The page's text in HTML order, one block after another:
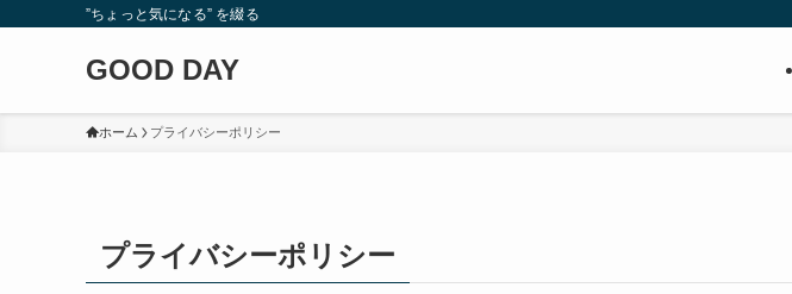
”ちょっと気になる” を綴る
GOOD DAY
ホーム プライバシーポリシー
プライバシーポリシー